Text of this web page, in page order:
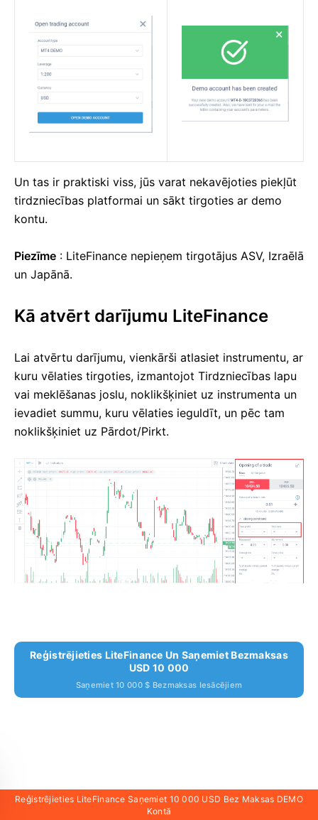
Un tas ir praktiski viss, jūs varat nekavējoties piekļūt
tirdzniecības platformai un sākt tirgoties ar demo
kontu.
Piezīme : LiteFinance nepieņem tirgotājus ASV, Izraēlā
un Japānā.
Kā atvērt darījumu LiteFinance
Lai atvērtu darījumu, vienkārši atlasiet instrumentu, ar
kuru vēlaties tirgoties, izmantojot Tirdzniecības lapu
vai meklēšanas joslu, noklikšķiniet uz instrumenta un
ievadiet summu, kuru vēlaties ieguldīt, un pēc tam
noklikšķiniet uz Pārdot/Pirkt.
Reģistrējieties LiteFinance Un Saņemiet Bezmaksas
USD 10 000
Saņemiet 10 000 $ Bezmaksas Iesācējiem
Produkti
Reģistrējieties LiteFinance Saņemiet 10 000 USD Bez Maksas DEMO
Kontā